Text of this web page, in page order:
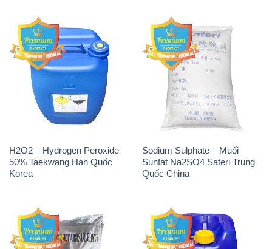
H2O2 – Hydrogen Peroxide
50% Taekwang Hàn Quốc
Korea
Sodium Sulphate – Muối
Sunfat Na2SO4 Sateri Trung
Quốc China